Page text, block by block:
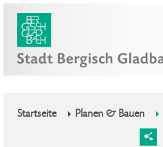
Startseite Planen & Bauen